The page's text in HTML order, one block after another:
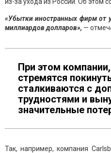
«Убытки иностранных фирм от
миллиардов долларов», —
При этом
стремятся
сталкиваются с
трудностями и
значительные
Так, например, компания